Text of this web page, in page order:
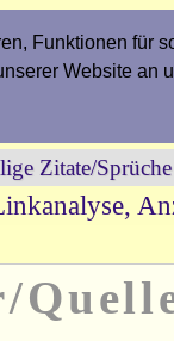
Funktionen für
Website an
Zitate/Sprüche